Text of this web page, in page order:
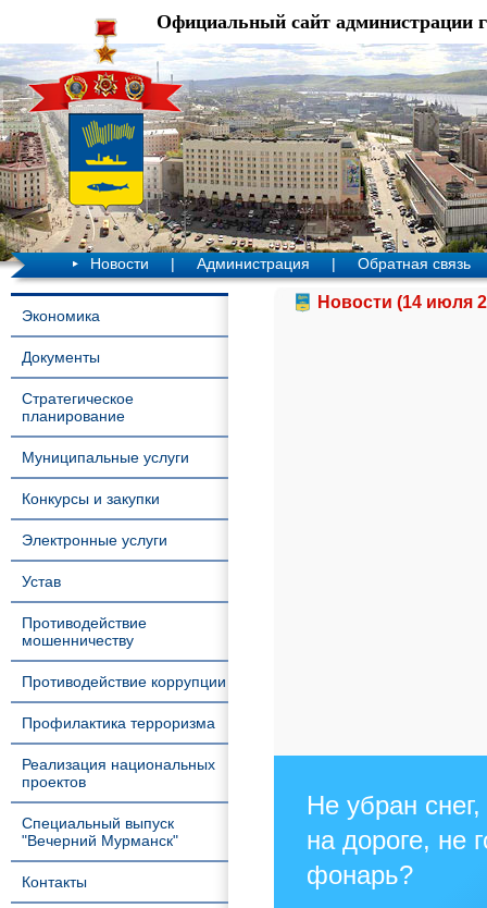
Официальный сайт администрации
Новости | Администрация | Обратная связь
Экономика
Документы
Стратегическое
планирование
Муниципальные услуги
Конкурсы и закупки
Электронные услуги
Устав
Противодействие
мошенничеству
Противодействие коррупции
Профилактика терроризма
Реализация национальных
проектов
Специальный выпуск
"Вечерний Мурманск"
Контакты
Новости (14 июля
Не убран
на дороге, не
фонарь?